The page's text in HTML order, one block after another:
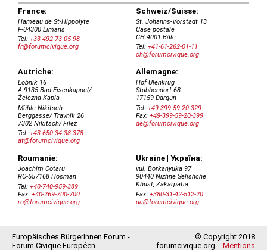
Europäisches BürgerInnen Forum -
Forum Civique Européen
© Copyright 2018
forumcivique.org
Mentions